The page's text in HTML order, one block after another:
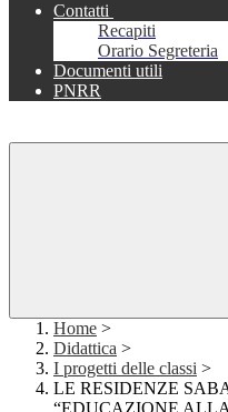
Contatti
Recapiti
Orario Segreteria
Documenti utili
PNRR
Home >
Didattica >
I progetti delle classi >
LE RESIDENZE